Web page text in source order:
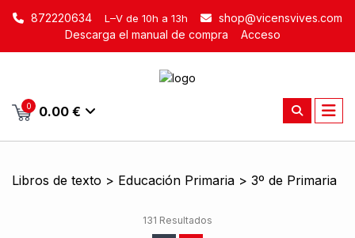
872220634 L–V de 10h a 13h
shop@vicensvives.com
Descarga el manual de compra
Acceso
0 0.00 €
Libros de texto > Educación Primaria > 3º de Primaria
131 Resultados